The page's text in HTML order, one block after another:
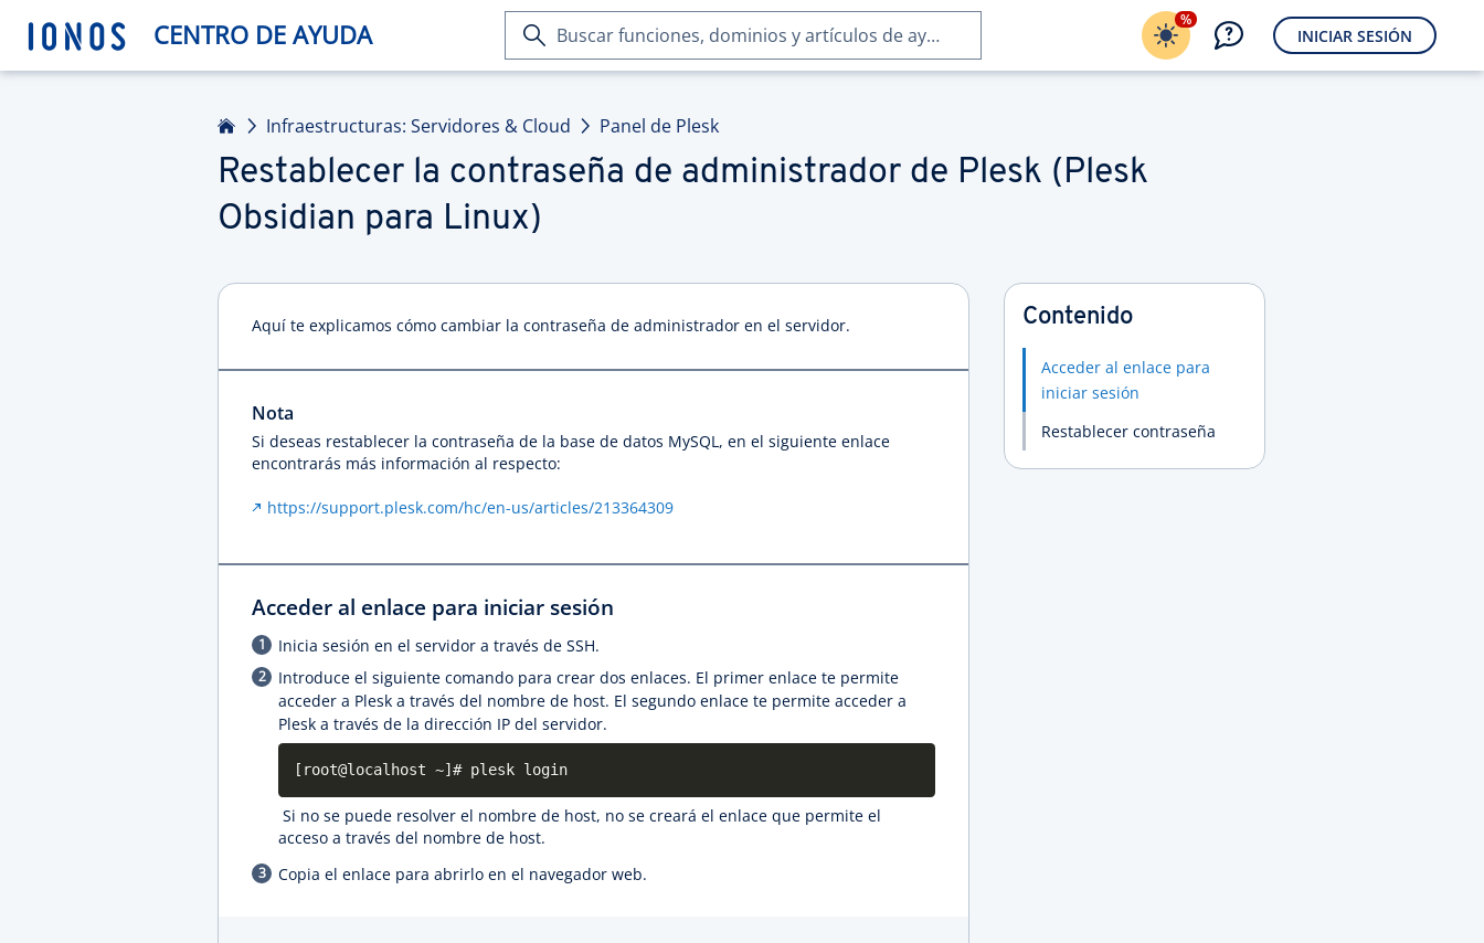
CENTRO DE AYUDA
Buscar
funciones,
de
ayuda
%
INICIAR SESIÓN
Infraestructuras: Servidores & Cloud Panel de Plesk
Restablecer la contraseña de administrador de Plesk (Plesk
Obsidian para Linux)
Aquí te explicamos cómo cambiar la contraseña de administrador en el servidor.
Nota
Si deseas restablecer la contraseña de la base de datos MySQL, en el siguiente enlace
encontrarás más información al respecto:
https://support.plesk.com/hc/en-us/articles/213364309
Acceder al enlace para iniciar sesión
Inicia sesión en el servidor a través de SSH.
Introduce el siguiente comando para crear dos enlaces. El primer enlace te permite
acceder a Plesk a través del nombre de host. El segundo enlace te permite acceder a
Plesk a través de la dirección IP del servidor.
[root@localhost ~]# plesk login
Si no se puede resolver el nombre de host, no se creará el enlace que permite el
acceso a través del nombre de host.
Copia el enlace para abrirlo en el navegador web.
Contenido
Acceder al enlace para
iniciar sesión
Restablecer contraseña